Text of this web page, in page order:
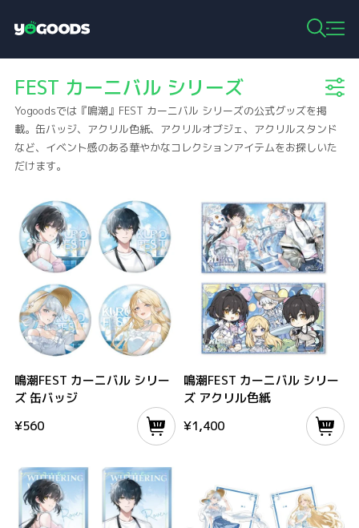
o
o
d
s
FEST カーニバル シリーズ
Yogoodsでは『鳴潮』FEST カーニバル シリーズの公式グッズを掲
載。缶バッジ、アクリル色紙、アクリルオブジェ、アクリルスタンド
など、イベント感のある華やかなコレクションアイテムをお探しいた
だけます。
鳴潮FEST カーニバル シリー
ズ 缶バッジ
¥560
鳴潮FEST カーニバル シリー
ズ アクリル色紙
¥1,400